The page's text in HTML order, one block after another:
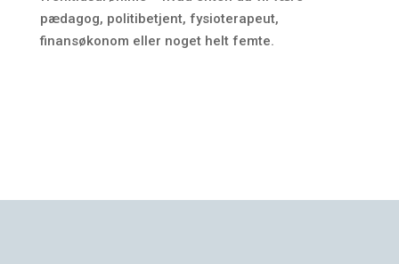
pædagog, politibetjent, fysioterapeut,
finansøkonom eller noget helt femte.